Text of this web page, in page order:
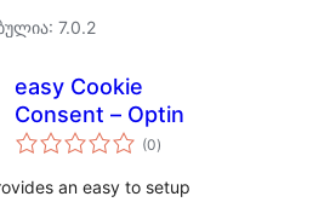
7.0.2
easy Cookie
Consent – Optin
(0საერთო
რეიტინგი
)
an easy to setup